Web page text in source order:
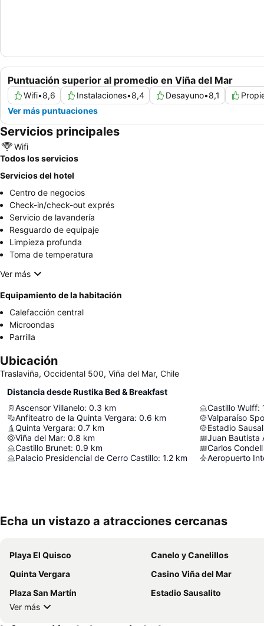
Puntuación superior al promedio en Viña del Mar
Wifi•8,6 Instalaciones•8,4 Desayuno•8,1
Ver más puntuaciones
Servicios principales
Wifi
Todos los servicios
Servicios del hotel
Centro de negocios
Check-in/check-out exprés
Servicio de lavandería
Resguardo de equipaje
Limpieza profunda
Toma de temperatura
Ver más
Equipamiento de la habitación
Calefacción central
Microondas
Parrilla
Ubicación
Traslaviña, Occidental 500, Viña del Mar, Chile
Distancia desde Rustika Bed & Breakfast
Ascensor Villanelo: 0.3 km
Anfiteatro de la Quinta Vergara: 0.6 km
Quinta Vergara: 0.7 km
Viña del Mar: 0.8 km
Castillo Brunet: 0.9 km
Palacio Presidencial de Cerro Castillo: 1.2 km
Castillo Wulff:
Valparaíso
Estadio
Juan Bautista
Carlos
Echa un vistazo a atracciones cercanas
Playa El Quisco
Canelo y Canelillos
Quinta Vergara
Casino Viña del Mar
Plaza San Martín
Estadio Sausalito
Ver más